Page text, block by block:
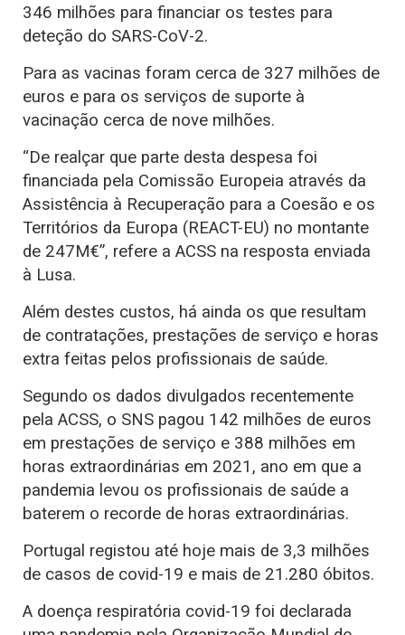
346 milhões para financiar os testes para
deteção do SARS-CoV-2.
Para as vacinas foram cerca de 327 milhões de
euros e para os serviços de suporte à
vacinação cerca de nove milhões.
“De realçar que parte desta despesa foi
financiada pela Comissão Europeia através da
Assistência à Recuperação para a Coesão e os
Territórios da Europa (REACT-EU) no montante
de 247M€”, refere a ACSS na resposta enviada
à Lusa.
Além destes custos, há ainda os que resultam
de contratações, prestações de serviço e horas
extra feitas pelos profissionais de saúde.
Segundo os dados divulgados recentemente
pela ACSS, o SNS pagou 142 milhões de euros
em prestações de serviço e 388 milhões em
horas extraordinárias em 2021, ano em que a
pandemia levou os profissionais de saúde a
baterem o recorde de horas extraordinárias.
Portugal registou até hoje mais de 3,3 milhões
de casos de covid-19 e mais de 21.280 óbitos.
A doença respiratória covid-19 foi declarada